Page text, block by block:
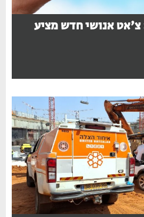
אנושי חדש מציע